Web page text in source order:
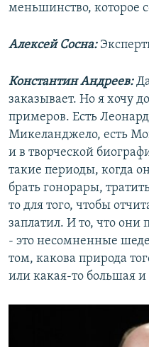
меньшинство, которое
Алексей Сосна:
Константин Андреев:
заказывает. Но я хочу
примеров. Есть
Микеланджело, есть
и в творческой
такие периоды, когда
брать гонорары,
то для того, чтобы
заплатил. И то, что они
- это несомненные
том, какова природа
или какая-то большая